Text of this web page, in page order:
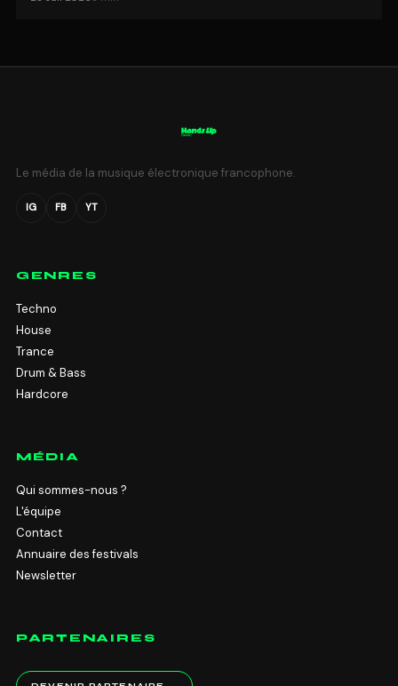
Le média de la musique électronique francophone.
IG FB YT
GENRES
Techno
House
Trance
Drum & Bass
Hardcore
MÉDIA
Qui sommes-nous ?
L'équipe
Contact
Annuaire des festivals
Newsletter
PARTENAIRES